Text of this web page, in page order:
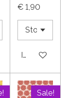
€ 1,90
In
Sale!